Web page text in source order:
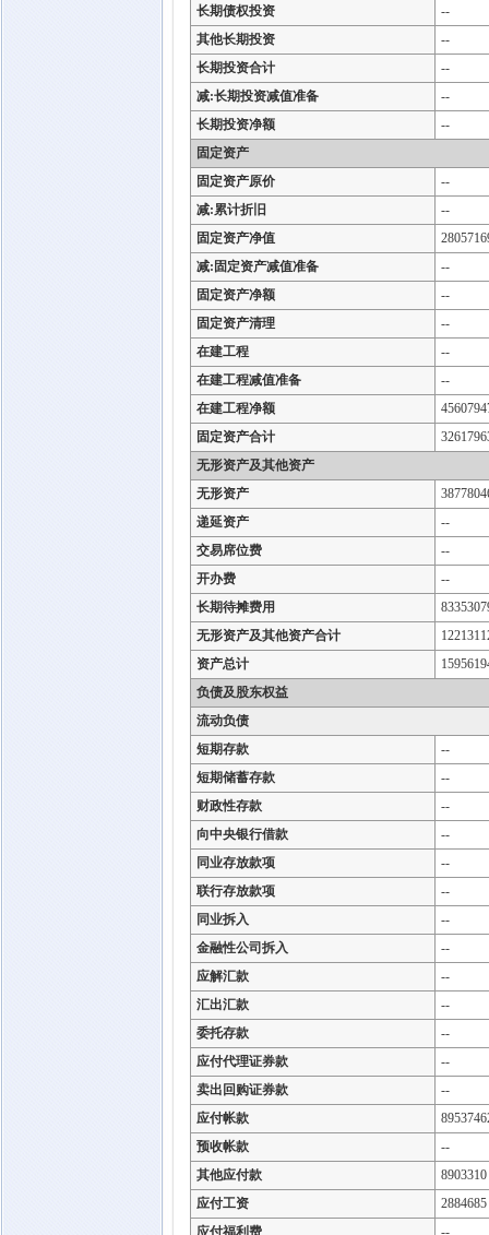
长期债权投资
--
其他长期投资
--
长期投资合计
--
减:长期投资减值准备
--
长期投资净额
--
固定资产
固定资产原价
--
减:累计折旧
--
固定资产净值
减:固定资产减值准备
--
固定资产净额
--
固定资产清理
--
在建工程
--
在建工程减值准备
--
在建工程净额
固定资产合计
无形资产及其他资产
无形资产
递延资产
--
交易席位费
--
开办费
--
长期待摊费用
无形资产及其他资产合计
资产总计
负债及股东权益
流动负债
短期存款
--
短期储蓄存款
--
财政性存款
--
向中央银行借款
--
同业存放款项
--
联行存放款项
--
同业拆入
--
金融性公司拆入
--
应解汇款
--
汇出汇款
--
委托存款
--
应付代理证券款
--
卖出回购证券款
--
应付帐款
预收帐款
--
其他应付款
8903310
应付工资
2884685
应付福利费
--